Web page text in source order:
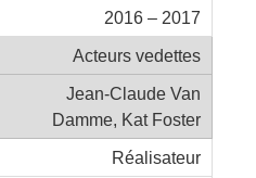
2016 – 2017
Acteurs vedettes
Jean-Claude Van
Damme, Kat Foster
Réalisateur